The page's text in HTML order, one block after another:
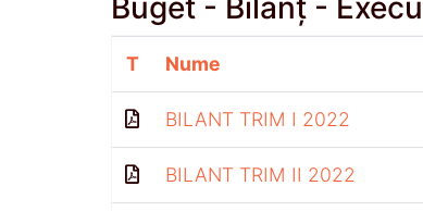
T Nume
BILANT TRIM I 2022
BILANT TRIM II 2022